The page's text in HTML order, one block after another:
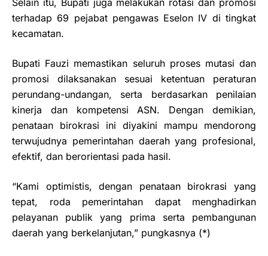
terhadap 69 pejabat pengawas Eselon IV di tingkat
kecamatan.
Bupati Fauzi memastikan seluruh proses mutasi dan
promosi dilaksanakan sesuai ketentuan peraturan
perundang-undangan, serta berdasarkan penilaian
kinerja dan kompetensi ASN. Dengan demikian,
penataan birokrasi ini diyakini mampu mendorong
terwujudnya pemerintahan daerah yang profesional,
efektif, dan berorientasi pada hasil.
“Kami optimistis, dengan penataan birokrasi yang
tepat, roda pemerintahan dapat menghadirkan
pelayanan publik yang prima serta pembangunan
daerah yang berkelanjutan,” pungkasnya (*)